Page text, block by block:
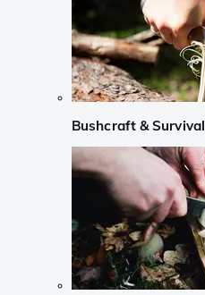
Bushcraft & Survival